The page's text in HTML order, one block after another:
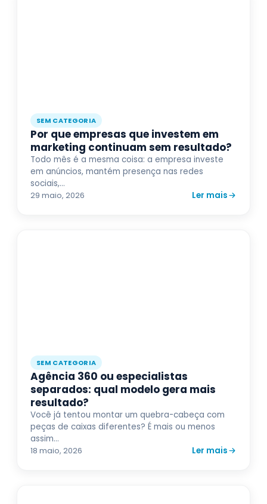
SEM CATEGORIA
Por que empresas que investem em
marketing continuam sem resultado?
Todo mês é a mesma coisa: a empresa investe
em anúncios, mantém presença nas redes
sociais,...
29 maio, 2026
Ler mais
SEM CATEGORIA
Agência 360 ou especialistas
separados: qual modelo gera mais
resultado?
Você já tentou montar um quebra-cabeça com
peças de caixas diferentes? É mais ou menos
assim...
18 maio, 2026
Ler mais